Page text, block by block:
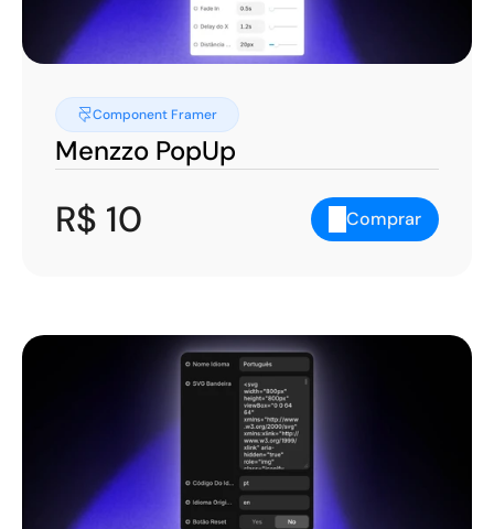
Component Framer
Menzzo PopUp
R$ 10 Comprar